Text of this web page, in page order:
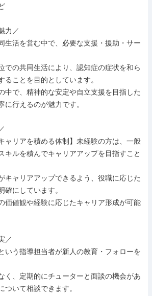
力／
生活を営む中で、必要な支援・援助・サー
での共同生活により、認知症の症状を和ら
ることを目的としています。
中で、精神的な安定や自立支援を目指した
に行えるのが魅力です。
ャリアを積める体制】未経験の方は、一般
キルを積んでキャリアアップを目指すこと
キャリアアップできるよう、役職に応じた
確にしています。
価値観や経験に応じたキャリア形成が可能
／
いう指導担当者が新人の教育・フォローを
く、定期的にチューターと面談の機会があ
ついて相談できます。